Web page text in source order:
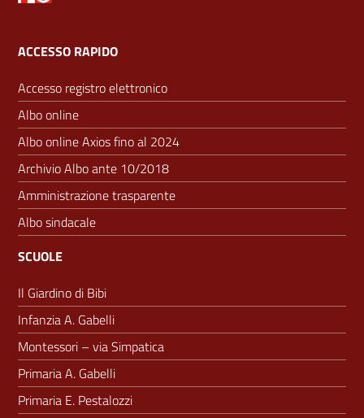
ACCESSO RAPIDO
Accesso registro elettronico
Albo online
Albo online Axios fino al 2024
Archivio Albo ante 10/2018
Amministrazione trasparente
Albo sindacale
SCUOLE
Il Giardino di Bibi
Infanzia A. Gabelli
Montessori – via Simpatica
Primaria A. Gabelli
Primaria E. Pestalozzi